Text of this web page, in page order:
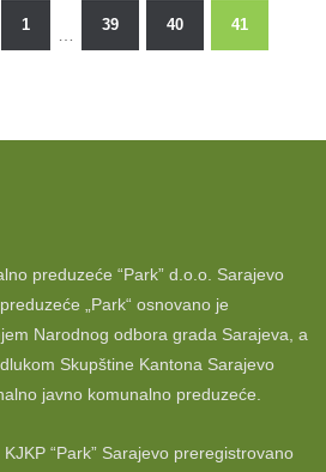
Posts
1 39 40 41
preduzeće “Park” d.o.o. Sarajevo
„Park“ osnovano je
Narodnog odbora grada Sarajeva, a
Skupštine Kantona Sarajevo
javno komunalno preduzeće.
“Park” Sarajevo preregistrovano